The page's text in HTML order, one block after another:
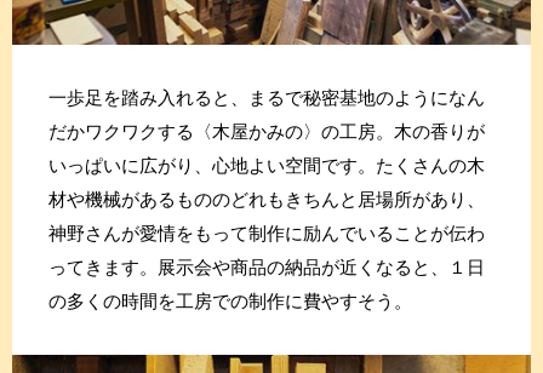
一歩足を踏み入れると、まるで秘密基地のようになん
だかワクワクする〈木屋かみの〉の工房。木の香りが
いっぱいに広がり、心地よい空間です。たくさんの木
材や機械があるもののどれもきちんと居場所があり、
神野さんが愛情をもって制作に励んでいることが伝わ
ってきます。展示会や商品の納品が近くなると、１日
の多くの時間を工房での制作に費やすそう。